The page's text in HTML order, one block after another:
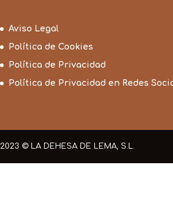
Aviso Legal
Política de Cookies
Política de Privacidad
Política de Privacidad en Redes
2023 © LA DEHESA DE LEMA, S.L.